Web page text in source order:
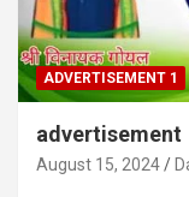
ADVERTISEMENT 1
advertisement
August 15, 2024